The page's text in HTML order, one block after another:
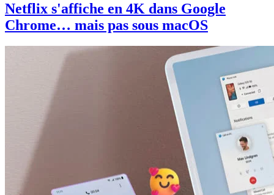
Netflix s'affiche en 4K dans Google
Chrome… mais pas sous macOS